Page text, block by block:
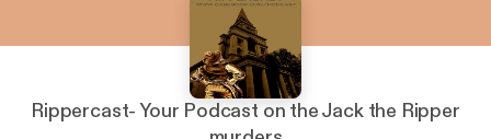
Rippercast- Your Podcast on the Jack the Ripper